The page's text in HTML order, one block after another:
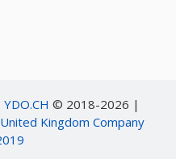
© 2018-2026 |
Kingdom Company